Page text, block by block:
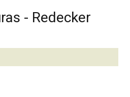
- Redecker